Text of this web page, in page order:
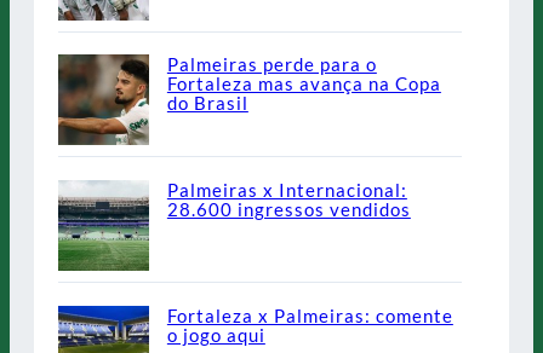
Palmeiras perde para o
Fortaleza mas avança na Copa
do Brasil
Palmeiras x Internacional:
28.600 ingressos vendidos
Fortaleza x Palmeiras: comente
o jogo aqui